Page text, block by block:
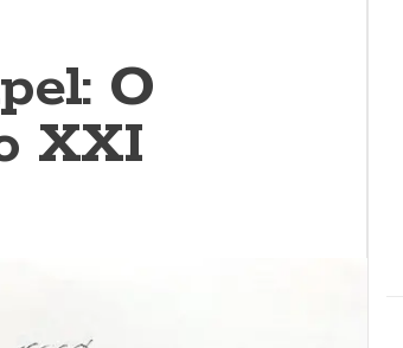
O
XXI